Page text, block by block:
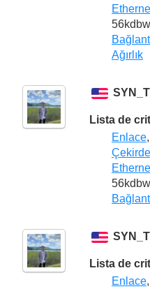
Ağırlık
Lista de
Enlace,
Lista de
Enlace,